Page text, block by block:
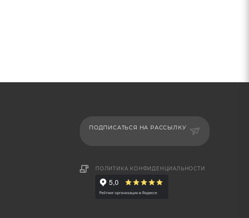
ПОДПИСАТЬСЯ НА РАССЫЛКУ
ПОЛИТИКА КОНФИДЕНЦИАЛЬНОСТИ